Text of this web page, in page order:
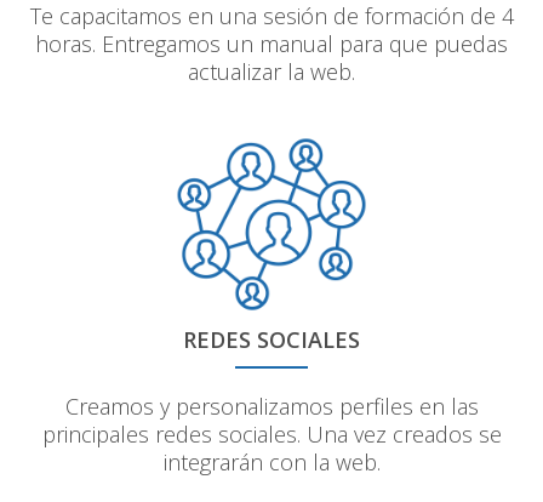
Te capacitamos en una sesión de formación de 4
horas. Entregamos un manual para que puedas
actualizar la web.
REDES SOCIALES
Creamos y personalizamos perfiles en las
principales redes sociales. Una vez creados se
integrarán con la web.